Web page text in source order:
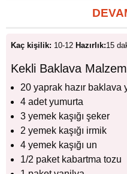
Kaç kişilik: 10-12 Hazırlık:15
Kekli Baklava
20 yaprak hazır baklava
4 adet yumurta
3 yemek kaşığı şeker
2 yemek kaşığı irmik
4 yemek kaşığı un
1/2 paket kabartma tozu